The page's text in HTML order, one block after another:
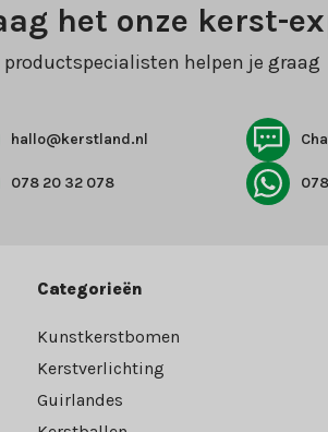
het onze kerst-
productspecialisten helpen je graag
hallo@kerstland.nl
078 20 32 078
Categorieën
Kunstkerstbomen
Kerstverlichting
Guirlandes